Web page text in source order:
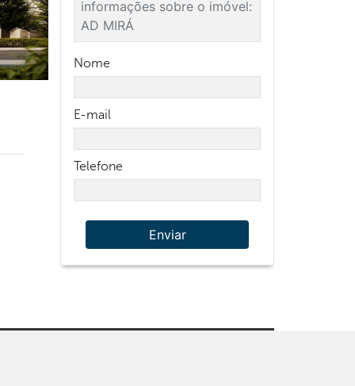
Nome
E-mail
Telefone
Enviar